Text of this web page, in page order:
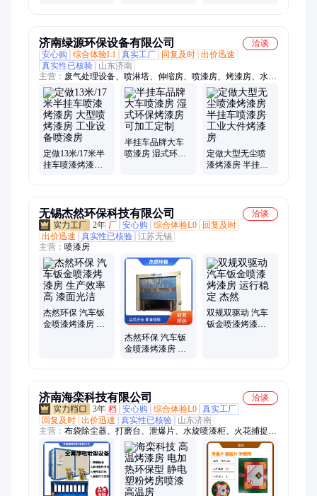
济南绿源环保设备有限公司
洽谈
安心购
综合体验L1 真实工厂 回复及时 出价迅速
真实性已核验
山东济南
主营： 废气处理设备、喷淋塔、伸缩房、喷漆房、烤漆房、水帘
喷漆柜、干式喷漆柜、喷塑设备、除尘设备、活性炭箱、UV光
氧设备
定做13米/17米半
挂车喷漆烤漆房
半挂车品牌大车
喷漆房 湿式环保
定做大型无尘喷
漆烤漆房 半挂车
无锡杰然环保科技有限公司
洽谈
2年 厂 安心购 综合体验L0
回复及时
出价迅速
真实性已核验 江苏无锡
主营： 喷漆房
杰然环保 汽车钣
金喷漆烤漆房 生
杰然环保 汽车钣
金喷漆烤漆房 双
双规双驱动 汽车
钣金喷漆烤漆房
济南海栾科技有限公司
洽谈
3年 档 安心购 综合体验L0 真实工厂
回复及时 出价迅速 真实性已核验
山东济南
主营： 布袋除尘器、打磨台、泄爆片、水旋喷漆柜、火花捕捉
器、湿式文丘里除尘器、火花探测器、无焰泄爆装置、移动伸缩
房、喷淋塔